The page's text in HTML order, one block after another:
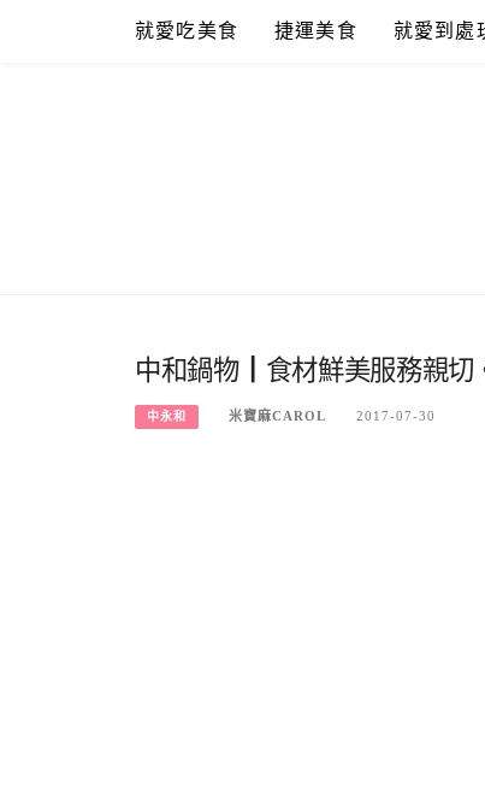
就愛吃美食 捷運美食 就愛到處
中和鍋物┃食材鮮美服務親切
中永和 米寶麻CAROL 2017-07-30